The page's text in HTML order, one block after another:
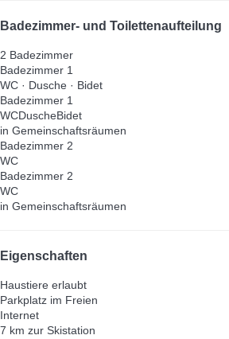
Badezimmer- und Toilettenaufteilung
2 Badezimmer
Badezimmer 1
WC · Dusche · Bidet
Badezimmer 1
WCDuscheBidet
in Gemeinschaftsräumen
Badezimmer 2
WC
Badezimmer 2
WC
in Gemeinschaftsräumen
Eigenschaften
Haustiere erlaubt
Parkplatz im Freien
Internet
7 km zur Skistation